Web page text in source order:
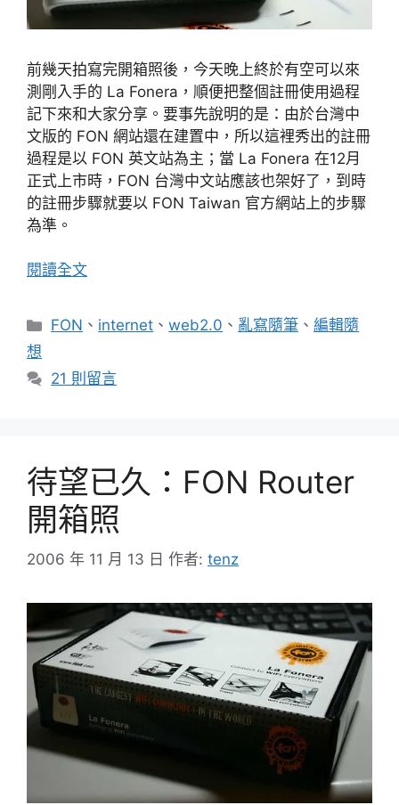
前幾天拍寫完開箱照後，今天晚上終於有空可以來
測剛入手的 La Fonera，順便把整個註冊使用過程
記下來和大家分享。要事先說明的是：由於台灣中
文版的 FON 網站還在建置中，所以這裡秀出的註冊
過程是以 FON 英文站為主；當 La Fonera 在12月
正式上市時，FON 台灣中文站應該也架好了，到時
的註冊步驟就要以 FON Taiwan 官方網站上的步驟
為準。
閱讀全文
分
FON 、 internet 、web2.0 、 亂寫隨筆 、編輯隨
想
21 則留言
待望已久：FON Router
開箱照
2006 年 11 月 13 日 作者: tenz